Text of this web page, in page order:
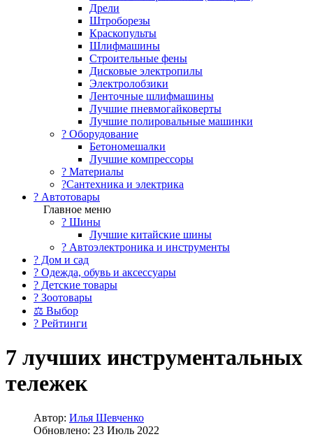
Дрели
Штроборезы
Краскопульты
Шлифмашины
Строительные фены
Дисковые электропилы
Электролобзики
Ленточные шлифмашины
Лучшие пневмогайковерты
Лучшие полировальные машинки
?️ Оборудование
Бетономешалки
Лучшие компрессоры
? Материалы
?Сантехника и электрика
? Автотовары
Главное меню
? Шины
Лучшие китайские шины
? Автоэлектроника и инструменты
? Дом и сад
? Одежда, обувь и аксессуары
? Детские товары
? Зоотовары
⚖ Выбор
? Рейтинги
7 лучших инструментальных
тележек
Автор: Илья Шевченко
Обновлено: 23 Июль 2022